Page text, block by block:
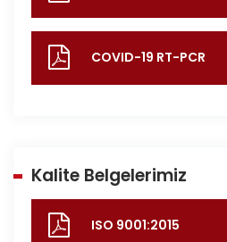
COVID-19 RT-PCR
Kalite Belgelerimiz
ISO 9001:2015